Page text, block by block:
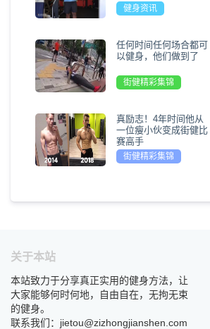
健身资讯
任何时间任何场合都可
以健身，他们做到了
街健精彩集锦
真励志！4年时间他从
一位瘦小伙变成街健比
赛高手
街健精彩集锦
关于本站
本站致力于分享真正实用的健身方法，让
大家能够何时何地，自由自在，无拘无束
的健身。
联系我们：jietou@zizhongjianshen.com